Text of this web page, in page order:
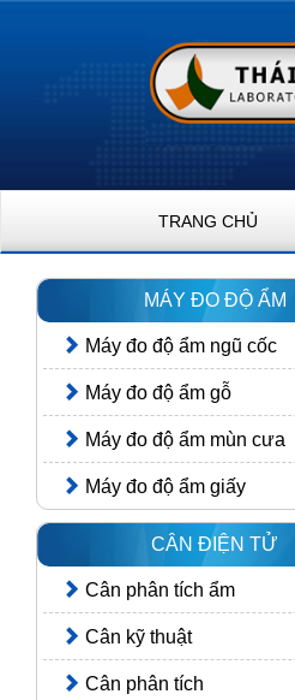
TRANG CHỦ
MÁY ĐO ĐỘ ẨM
Máy đo độ ẩm ngũ cốc
Máy đo độ ẩm gỗ
Máy đo độ ẩm mùn cưa
Máy đo độ ẩm giấy
CÂN ĐIỆN TỬ
Cân phân tích ẩm
Cân kỹ thuật
Cân phân tích